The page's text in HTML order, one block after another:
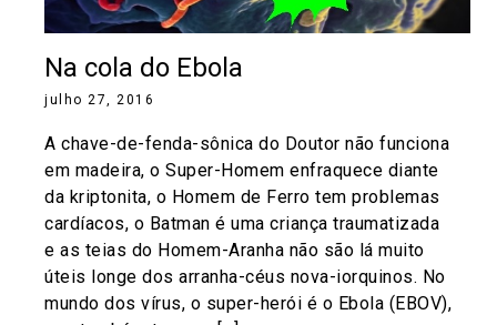
Na cola do Ebola
julho 27, 2016
A chave-de-fenda-sônica do Doutor não funciona
em madeira, o Super-Homem enfraquece diante
da kriptonita, o Homem de Ferro tem problemas
cardíacos, o Batman é uma criança traumatizada
e as teias do Homem-Aranha não são lá muito
úteis longe dos arranha-céus nova-iorquinos. No
mundo dos vírus, o super-herói é o Ebola (EBOV),